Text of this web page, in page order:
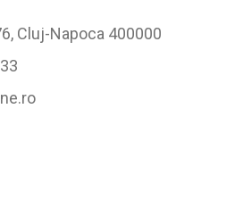
Cluj-Napoca 400000